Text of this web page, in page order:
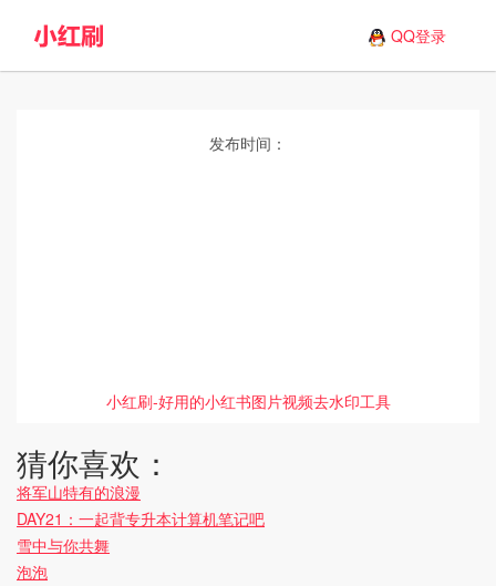
QQ登录
发布时间：
小红刷-好用的小红书图片视频去水印工具
猜你喜欢：
将军山特有的浪漫
DAY21：一起背专升本计算机笔记吧
雪中与你共舞
泡泡